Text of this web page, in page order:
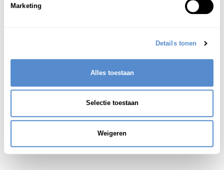
Marketing
Details tonen
Alles toestaan
Selectie toestaan
Weigeren